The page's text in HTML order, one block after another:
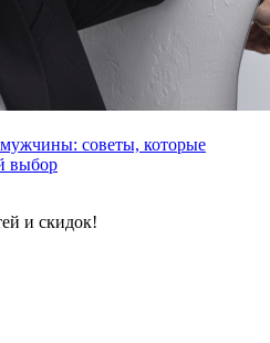
советы, которые
выбор
и скидок!